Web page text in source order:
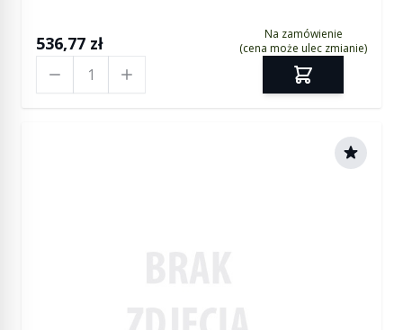
536,77 zł
Na zamówienie
(cena może ulec zmianie)